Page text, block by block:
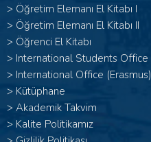
> Öğretim Elemanı El Kitabı I
> Öğretim Elemanı El Kitabı II
> Öğrenci El Kitabı
> International Students Office
> International Office (Erasmus)
> Kütüphane
> Akademik Takvim
> Kalite Politikamız